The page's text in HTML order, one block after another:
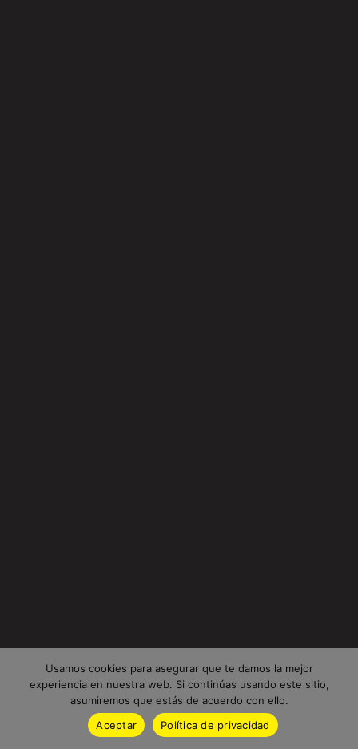
Usamos cookies para asegurar que te damos la mejor
experiencia en nuestra web. Si continúas usando este sitio,
asumiremos que estás de acuerdo con ello.
Aceptar
Política de privacidad